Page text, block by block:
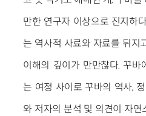
만한 연구자 이상으로 진지하
는 역사적 사료와 자료를 뒤지
이해의 깊이가 만만찮다. 꾸
는 여정 사이로 꾸바의 역사,
와 저자의 분석 및 의견이 자연